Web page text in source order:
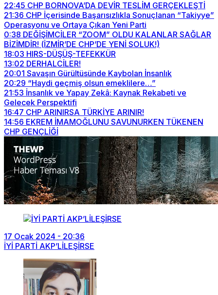
22:45 CHP BORNOVA’DA DEVİR TESLİM GERÇEKLEŞTİ
21:36 CHP İçerisinde Başarısızlıkla Sonuçlanan “Takiyye”
Operasyonu ve Ortaya Çıkan Yeni Parti
0:38 DEĞİŞİMCİLER “ZOOM” OLDU KALANLAR SAĞLAR
BİZİMDİR! (İZMİR’DE CHP’DE YENİ SOLUK!)
18:03 HIRS-DÜŞÜŞ-TEFEKKÜR
13:02 DERHALCİLER!
20:01 Savaşın Gürültüsünde Kaybolan İnsanlık
20:29 “Haydi geçmiş olsun emeklilere…”
21:53 İnsanlık ve Yapay Zekâ: Kaynak Rekabeti ve
Gelecek Perspektifi
16:47 CHP ARINIRSA TÜRKİYE ARINIR!
14:56 EKREM İMAMOĞLUNU SAVUNURKEN TÜKENEN
CHP GENÇLİĞİ
17 Ocak 2024 - 20:36
İYİ PARTİ AKP’LİLEŞİRSE